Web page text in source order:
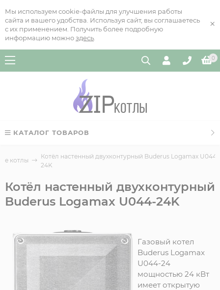
Мы используем cookie-файлы для улучшения работы
сайта и вашего удобства. Используя сайт, вы соглашаетесь
с их применением. Получить более подробную
информацию можно здесь
×
0
КАТАЛОГ ТОВАРОВ
котлы
Котёл настенный двухконтурный Buderus Logamax U044-
24K
Котёл настенный двухконтурный
Buderus Logamax U044-24K
Газовый котел
Buderus Logamax
U044-24
мощностью 24 кВт
имеет открытую